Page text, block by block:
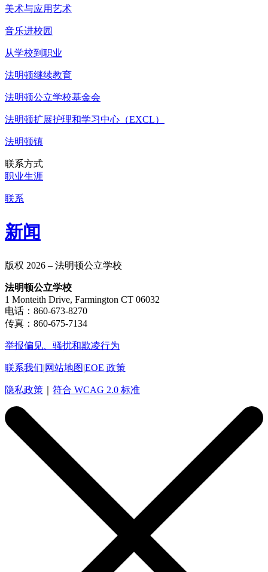
美术与应用艺术
音乐进校园
从学校到职业
法明顿继续教育
法明顿公立学校基金会
法明顿扩展护理和学习中心（EXCL）
法明顿镇
联系方式
职业生涯
联系
新闻
版权 2026 – 法明顿公立学校
法明顿公立学校
1 Monteith Drive, Farmington CT 06032
电话：860-673-8270
传真：860-675-7134
举报偏见、骚扰和欺凌行为
联系我们|网站地图|EOE 政策
隐私政策 符合 WCAG 2.0 标准